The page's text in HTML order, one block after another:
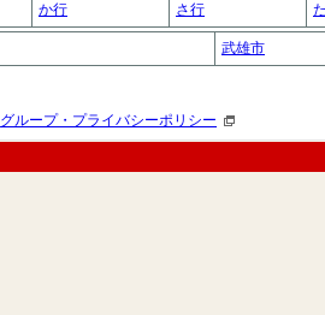
か行 さ行
武雄市
グループ・プライバシーポリシー